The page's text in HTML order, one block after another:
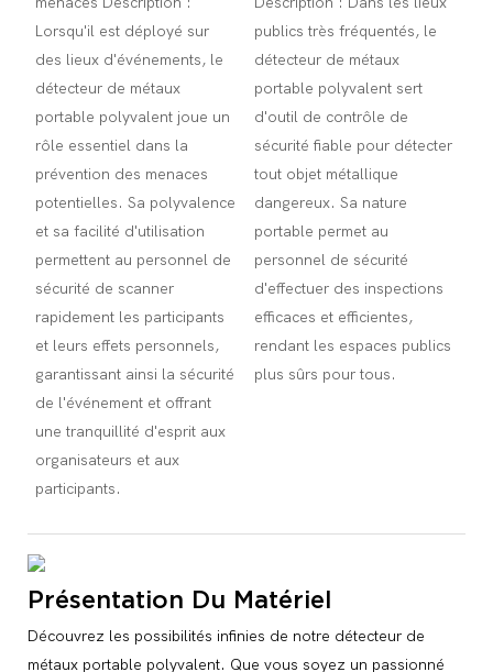
Lorsqu'il est déployé sur
des lieux d'événements, le
détecteur de métaux
portable polyvalent joue un
rôle essentiel dans la
prévention des menaces
potentielles. Sa polyvalence
et sa facilité d'utilisation
permettent au personnel de
sécurité de scanner
rapidement les participants
et leurs effets personnels,
garantissant ainsi la sécurité
de l'événement et offrant
une tranquillité d'esprit aux
organisateurs et aux
participants.
publics très fréquentés, le
détecteur de métaux
portable polyvalent sert
d'outil de contrôle de
sécurité fiable pour détecter
tout objet métallique
dangereux. Sa nature
portable permet au
personnel de sécurité
d'effectuer des inspections
efficaces et efficientes,
rendant les espaces publics
plus sûrs pour tous.
Présentation Du Matériel
Découvrez les possibilités infinies de notre détecteur de
métaux portable polyvalent. Que vous soyez un passionné